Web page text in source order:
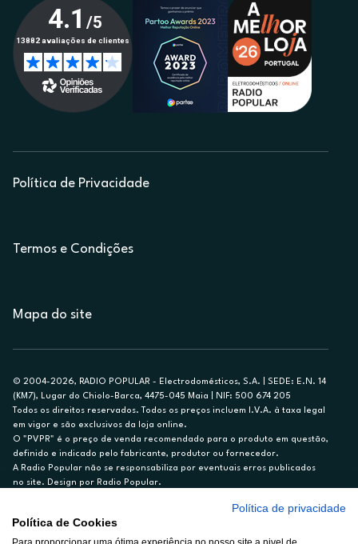
Política de Privacidade
Termos e Condições
Mapa do site
© 2004-2026, RADIO POPULAR - Electrodomésticos, S.A. | SEDE: E.N. 14
(KM7), Lugar do Chiolo-Barca, 4475-045 Maia | NIF: 500 674 205
Todos os direitos reservados. Todos os preços incluem I.V.A. à taxa legal
em vigor e são exclusivos da loja online.
O "PVPR" é o preço de venda recomendado para o produto em questão,
definido e indicado pelo fabricante, produtor ou fornecedor.
A Radio Popular não se responsabiliza por eventuais erros publicados
no site. Design por Radio Popular.
Ex. para limite de crédito de €1.500, reembolsado em 12 meses, TAN
14,79%.
Política de privacidade
Política de Cookies